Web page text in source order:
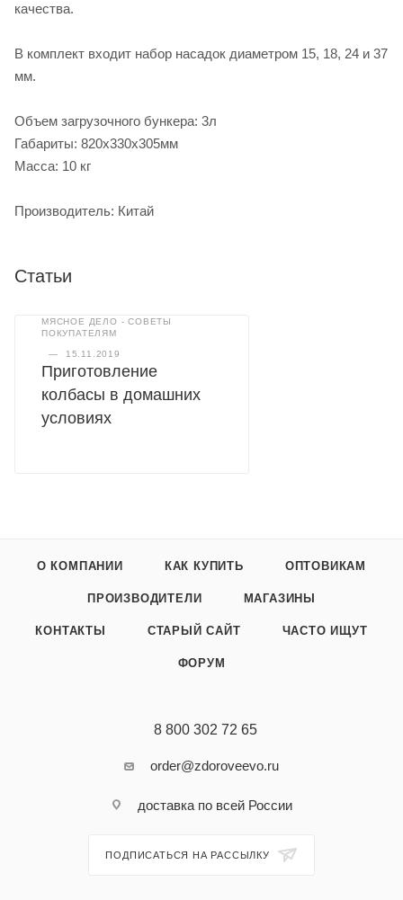
качества.
В комплект входит набор насадок диаметром 15, 18, 24 и 37
мм.
Объем загрузочного бункера: 3л
Габариты: 820х330х305мм
Масса: 10 кг
Производитель: Китай
Статьи
МЯСНОЕ ДЕЛО - СОВЕТЫ
ПОКУПАТЕЛЯМ
— 15.11.2019
Приготовление
колбасы в домашних
условиях
О КОМПАНИИ КАК КУПИТЬ ОПТОВИКАМ
ПРОИЗВОДИТЕЛИ МАГАЗИНЫ
КОНТАКТЫ СТАРЫЙ САЙТ ЧАСТО ИЩУТ
ФОРУМ
8 800 302 72 65
order@zdoroveevo.ru
доставка по всей России
ПОДПИСАТЬСЯ НА РАССЫЛКУ